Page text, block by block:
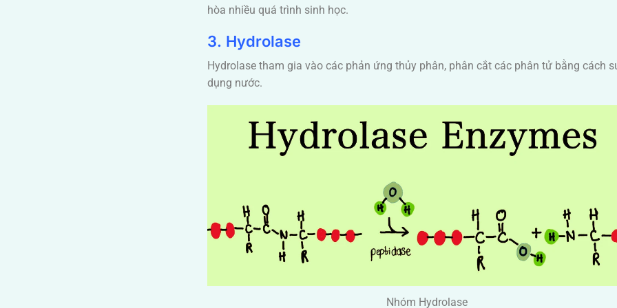
hòa nhiều quá trình sinh học.
3. Hydrolase
Hydrolase tham gia vào các phản ứng thủy phân, phân cắt các phân tử bằng cách
dụng nước.
Nhóm Hydrolase